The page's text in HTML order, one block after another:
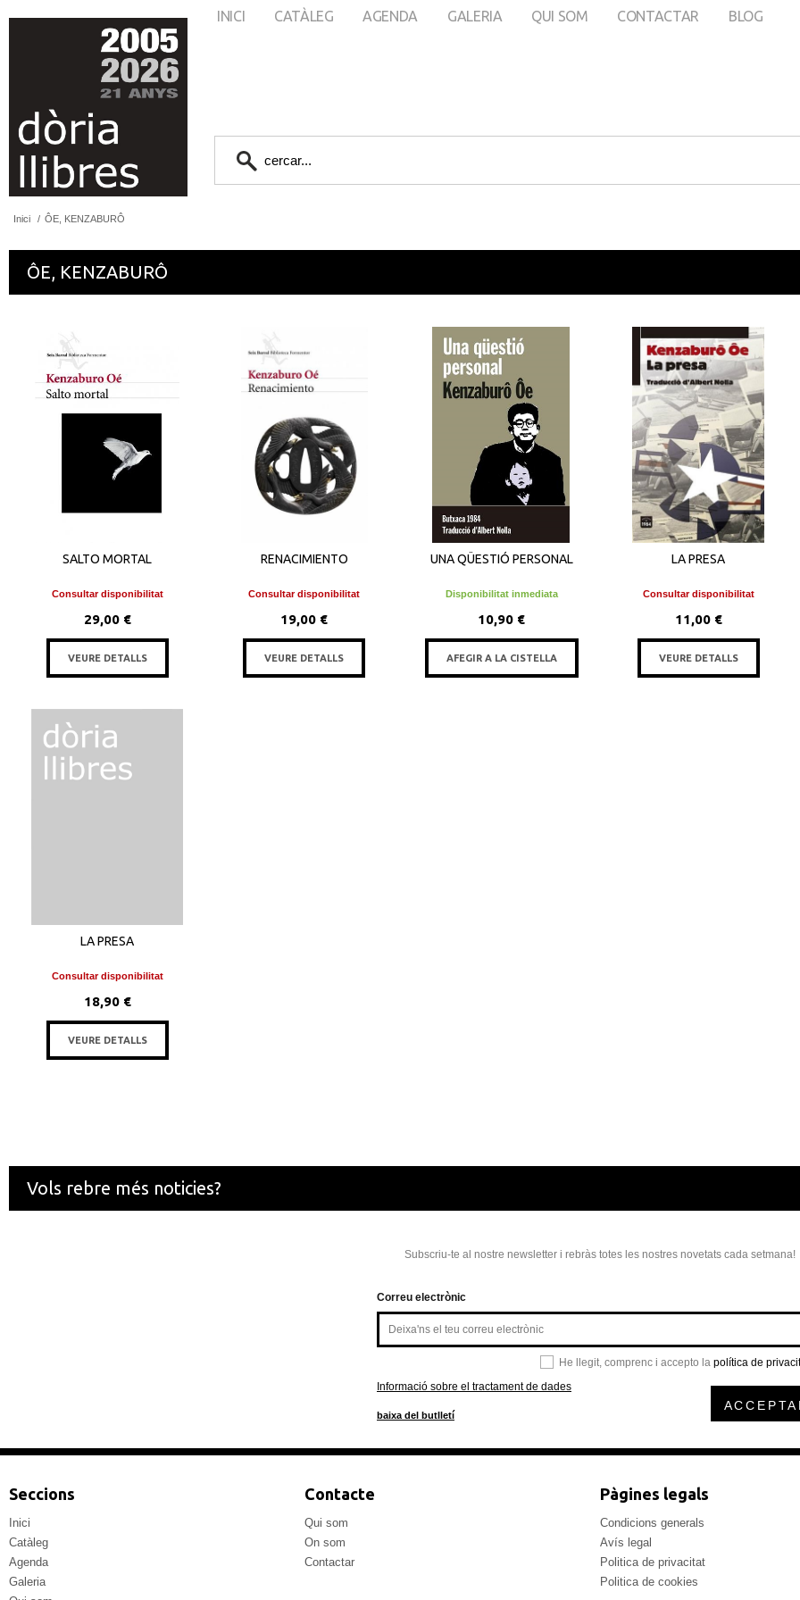
INICI CATÀLEG AGENDA GALERIA QUI SOM CONTACTAR BLOG
Inici / ÔE, KENZABURÔ
ÔE, KENZABURÔ
SALTO MORTAL
Consultar disponibilitat
29,00 €
VEURE DETALLS
RENACIMIENTO
Consultar disponibilitat
19,00 €
VEURE DETALLS
UNA QÜESTIÓ PERSONAL
Disponibilitat inmediata
10,90 €
AFEGIR A LA CISTELLA
LA PRESA
Consultar disponibilitat
11,00 €
VEURE DETALLS
LA PRESA
Consultar disponibilitat
18,90 €
VEURE DETALLS
Vols rebre més noticies?
Subscriu-te al nostre newsletter i rebràs totes les nostres novetats cada setmana!
Correu electrònic
He llegit, comprenc i accepto la política de
Informació sobre el tractament de dades
baixa del butlletí
Seccions
Inici
Catàleg
Agenda
Galeria
Contacte
Qui som
On som
Contactar
Pàgines legals
Condicions generals
Avís legal
Politica de privacitat
Politica de cookies